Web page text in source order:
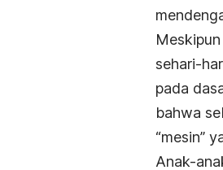
sehari-
pada
bahwa
“mesin”
Anak-